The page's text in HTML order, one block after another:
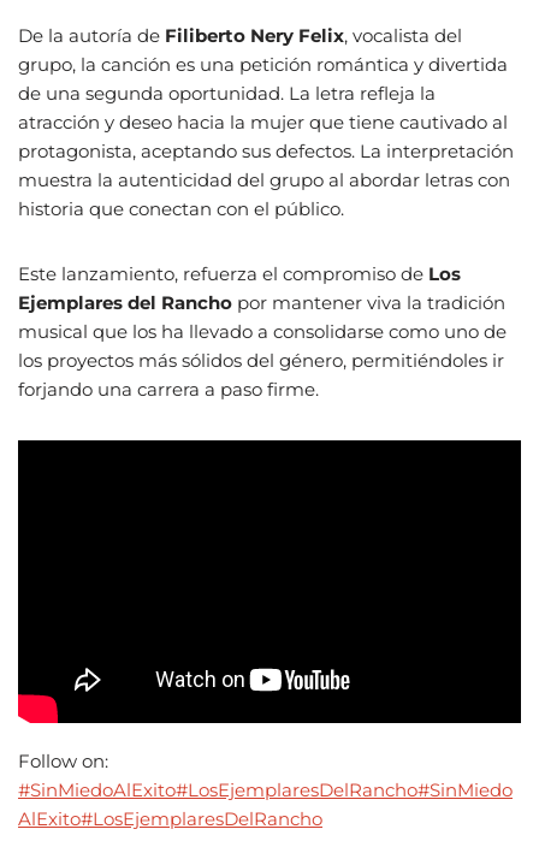
De la autoría de Filiberto Nery Felix, vocalista del
grupo, la canción es una petición romántica y divertida
de una segunda oportunidad. La letra refleja la
atracción y deseo hacia la mujer que tiene cautivado al
protagonista, aceptando sus defectos. La interpretación
muestra la autenticidad del grupo al abordar letras con
historia que conectan con el público.
Este lanzamiento, refuerza el compromiso de Los
Ejemplares del Rancho por mantener viva la tradición
musical que los ha llevado a consolidarse como uno de
los proyectos más sólidos del género, permitiéndoles ir
forjando una carrera a paso firme.
Follow on:
#SinMiedoAlExito#LosEjemplaresDelRancho#SinMiedo
AlExito#LosEjemplaresDelRancho